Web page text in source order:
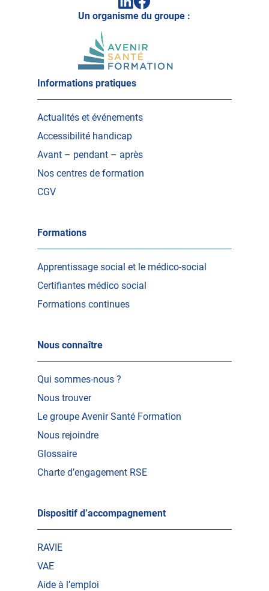
(ouvrir
vers
onglet)
(ouvrir
vers
Un organisme du groupe :
Informations pratiques
Actualités et événements
Accessibilité handicap
Avant – pendant – après
Nos centres de formation
CGV
Formations
Apprentissage social et le médico-social
Certifiantes médico social
Formations continues
Nous connaître
Qui sommes-nous ?
Nous trouver
Le groupe Avenir Santé Formation
Nous rejoindre
Glossaire
Charte d’engagement RSE
Dispositif d’accompagnement
RAVIE
VAE
Aide à l’emploi